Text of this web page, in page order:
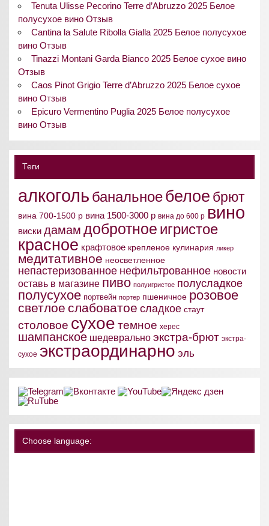
Tenuta Ulisse Pecorino Terre d’Abruzzo 2025 Белое
полусухое вино Отзыв
Cantina la Salute Ribolla Gialla 2025 Белое полусухое
вино Отзыв
Tinazzi Montani Garda Bianco 2025 Белое сухое вино
Отзыв
Caos Pinot Grigio Terre d’Abruzzo 2025 Белое сухое
вино Отзыв
Epicuro Vermentino Puglia 2025 Белое полусухое
вино Отзыв
Теги
алкоголь банальноебелое брют
вина 700-1500 р вина 1500-3000 р вина до 600 р вино
виски дамам добротное игристое
красное крафтовое крепленое кулинария ликер
медитативное неосветленное
непастеризованное нефильтрованное новости
оставь в магазине пиво полуигристое полусладкое
полусухое портвейн портер пшеничное розовое
светлое слабоватое сладкое стаут
столовое сухое темное херес
шампанское шедеврально экстра-брют экстра-
сухое экстраординарно эль
Choose language: